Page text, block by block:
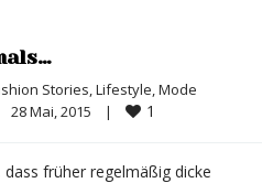
Stories, Lifestyle, Mode
28 Mai, 2015 | 1
früher regelmäßig dicke